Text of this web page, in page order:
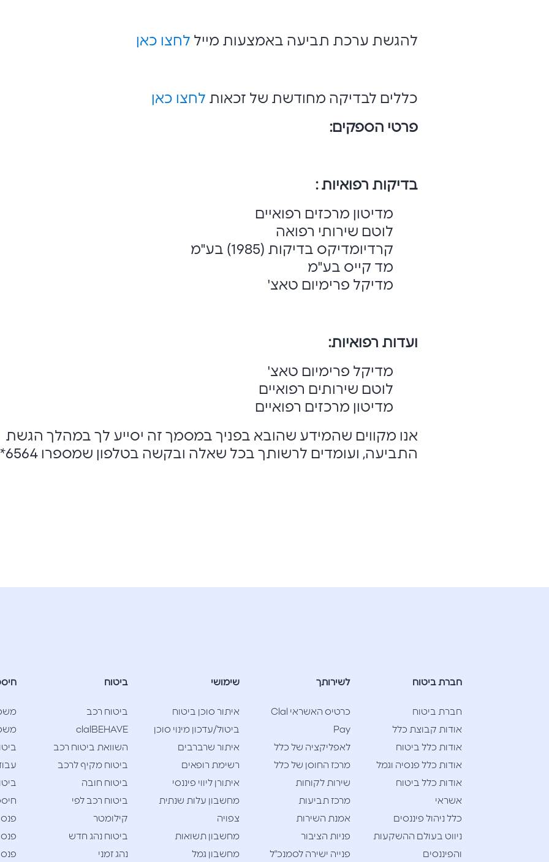
להגשת ערכת תביעה באמצעות מייל לחצו כאן
כללים לבדיקה מחודשת של זכאות לחצו כאן
פרטי הספקים:
בדיקות רפואיות :
מדיטון מרכזים רפואיים
לוטם שירותי רפואה
קרדיומדיקס בדיקות (1985) בע"מ
מד קייס בע"מ
מדיקל פרימיום טאצ'
ועדות רפואיות:
מדיקל פרימיום טאצ'
לוטם שירותים רפואיים
מדיטון מרכזים רפואיים
אנו מקווים שהמידע שהובא בפניך במסמך זה יסייע לך במהלך הגשת
התביעה, ועומדים לרשותך בכל שאלה ובקשה בטלפון שמספרו 6564*.
חברת ביטוח
חברת ביטוח
אודות קבוצת כלל
אודות כלל ביטוח
אודות כלל פנסיה וגמל
אודות כלל ביטוח
אשראי
כלל ניהול פיננסים
ניווט בעולם ההשקעות
והפיננסים
לשירותך
כרטיס האשראי Clal
Pay
לאפליקציה של כלל
מרכז החוסן של כלל
שירות לקוחות
מרכז תביעות
אמנת השירות
פניות הציבור
פנייה ישירה לסמנכ"ל
שימושי
איתור סוכן ביטוח
ביטול/עדכון מינוי סוכן
איתור שרברבים
רשימת רופאים
איתורן ליווי פיננסי
מחשבון עלות שנתית
צפויה
מחשבון תשואות
מחשבון גמל
ביטוח
ביטוח רכב
clalBEHAVE
השוואת ביטוח רכב
ביטוח מקיף לרכב
ביטוח חובה
ביטוח רכב לפי
קילומטר
ביטוח נהג חדש
נהג זמני